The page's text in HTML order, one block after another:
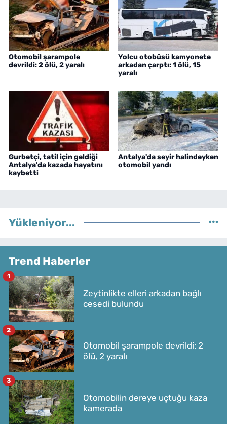
Otomobil şarampole
devrildi: 2 ölü, 2 yaralı
Yolcu otobüsü kamyonete
arkadan çarptı: 1 ölü, 15
yaralı
Gurbetçi, tatil için geldiği
Antalya'da kazada hayatını
kaybetti
Antalya'da seyir halindeyken
otomobil yandı
Yükleniyor...
Trend Haberler
Zeytinlikte elleri arkadan bağlı
cesedi bulundu
1
Otomobil şarampole devrildi: 2
ölü, 2 yaralı
2
Otomobilin dereye uçtuğu kaza
kamerada
3